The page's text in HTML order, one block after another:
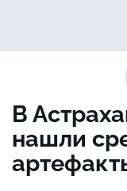
В
нашли